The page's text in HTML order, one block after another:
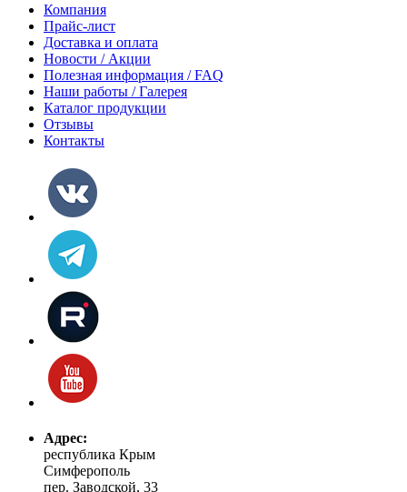
Компания
Прайс-лист
Доставка и оплата
Новости / Акции
Полезная информация / FAQ
Наши работы / Галерея
Каталог продукции
Отзывы
Контакты
Адрес:
республика Крым
Симферополь
пер. Заводской, 33